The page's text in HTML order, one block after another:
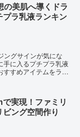
の美肌へ導くドラ
プラ乳液ランキン
ングサインが気にな
手に入るプチプラ乳液
すすめアイテムをラン
実現！ファミリ
ング空間作り